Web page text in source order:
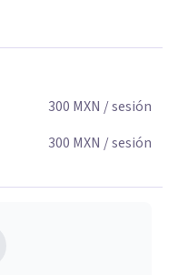
300 MXN / sesión
300 MXN / sesión